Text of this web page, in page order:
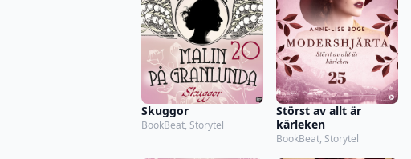
Skuggor
BookBeat, Storytel
Störst av allt är
kärleken
BookBeat, Storytel